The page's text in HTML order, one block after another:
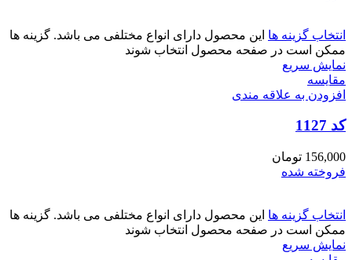
انتخاب گزینه ها این محصول دارای انواع مختلفی می باشد. گزینه ها
ممکن است در صفحه محصول انتخاب شوند
نمایش سریع
مقايسه
افزودن به علاقه مندی
کد 1127
156,000 تومان
فروخته شده
انتخاب گزینه ها این محصول دارای انواع مختلفی می باشد. گزینه ها
ممکن است در صفحه محصول انتخاب شوند
نمایش سریع